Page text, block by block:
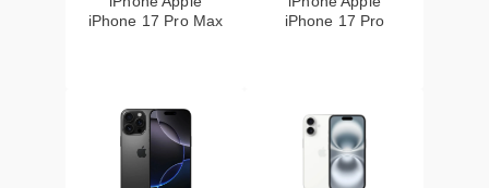
iPhone 17 Pro Max
iPhone 17 Pro